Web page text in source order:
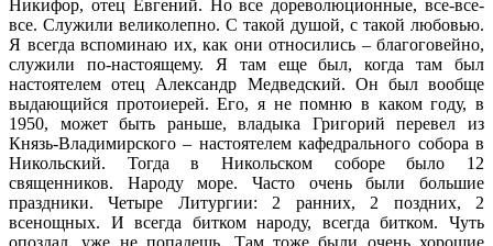
Никифор, отец Евгений. Но все дореволюционные, все-все-
все. Служили великолепно. С такой душой, с такой любовью.
Я всегда вспоминаю их, как они относились – благоговейно,
служили по-настоящему. Я там еще был, когда там был
настоятелем отец Александр Медведский. Он был вообще
выдающийся протоиерей. Его, я не помню в каком году, в
1950, может быть раньше, владыка Григорий перевел из
Князь-Владимирского – настоятелем кафедрального собора в
Никольский. Тогда в Никольском соборе было 12
священников. Народу море. Часто очень были большие
праздники. Четыре Литургии: 2 ранних, 2 поздних, 2
всенощных. И всегда битком народу, всегда битком. Чуть
опоздал, уже не попадешь. Там тоже были очень хорошие